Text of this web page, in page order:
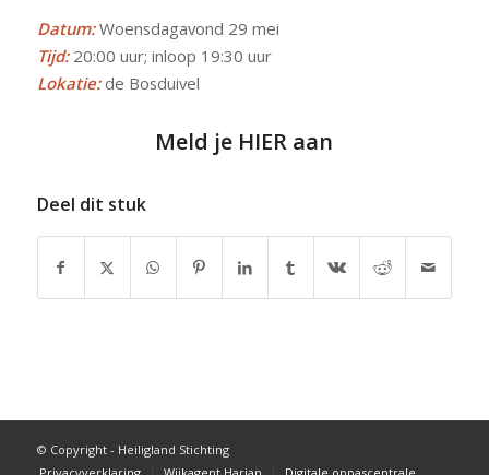
Datum:Woensdagavond 29 mei
Tijd:20:00 uur; inloop 19:30 uur
Lokatie: de Bosduivel
Meld je HIER aan
Deel dit stuk
© Copyright - Heiligland Stichting